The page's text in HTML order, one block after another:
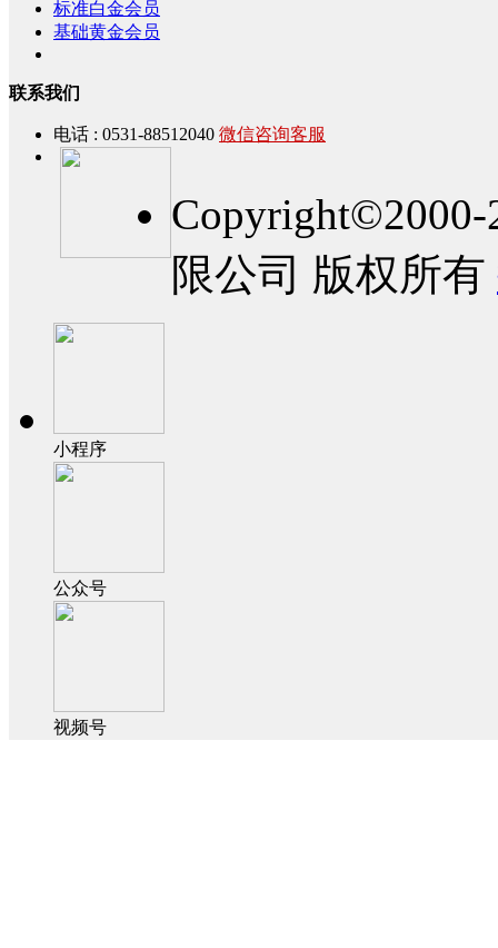
标准白金会员
基础黄金会员
联系我们
电话 : 0531-88512040 微信咨询客服
限公司 版权所有
小程序
公众号
视频号